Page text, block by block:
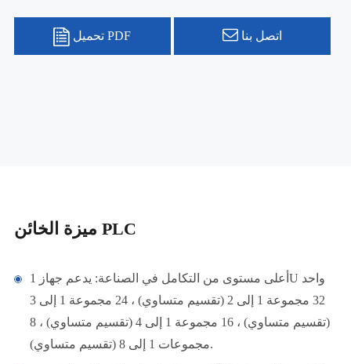
تحميل PDF اتصل بنا
ميزة الخائن PLC
أعلى مستوى من التكامل في الصناعة: يدعم جهاز 1U واحد
32 مجموعة 1 إلى 2 (تقسيم متساوي) ، 24 مجموعة 1 إلى 3
(تقسيم متساوي) ، 16 مجموعة 1 إلى 4 (تقسيم متساوي) ، 8
مجموعات 1 إلى 8 (تقسيم متساوي).